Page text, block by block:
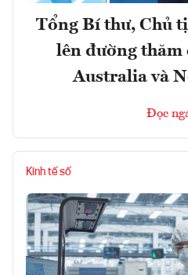
Tổng Bí thư, Chủ
lên đường thăm
Australia và
Đọc
Kinh tế số